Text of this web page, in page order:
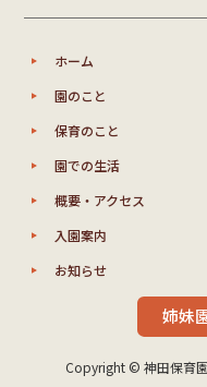
ホーム
園のこと
保育のこと
園での生活
概要・アクセス
入園案内
お知らせ
姉妹
Copyright © 神田保育